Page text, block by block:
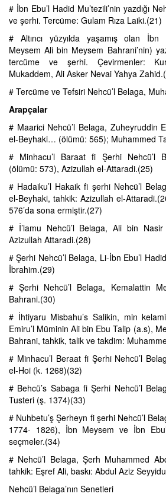
# İbn Ebu’l Hadid Mu’tezili’nin yazdığı
ve şerhi. Tercüme: Gulam Rıza Laiki.(21)
# Altıncı yüzyılda yaşamış olan İbn
Meysem Ali bin Meysem Bahrani’nin)
tercüme ve şerhi. Çevirmenler:
Mukaddem, Ali Asker Nevai Yahya
# Tercüme ve Tefsiri Nehcü’l Belaga,
Arapçalar
# Maarici Nehcü’l Belaga, Zuheyruddin
el-Beyhaki… (ölümü: 565); Muhammed
# Minhacu’l Baraat fi Şerhi Nehcü’l
(ölümü: 573), Azizullah el-Attaradi.(25)
# Hadaiku’l Hakaik fi şerhi Nehcü’l
el-Beyhaki, tahkik: Azizullah el-
576’da sona ermiştir.(27)
# İ’lamu Nehcü’l Belaga, Ali bin
Azizullah Attaradi.(28)
# Şerhi Nehcü’l Belaga, Li-İbn Ebu’l
İbrahim.(29)
# Şerhi Nehcü’l Belaga, Kemalattin
Bahrani.(30)
# İhtiyaru Misbahu’s Salikin, min
Emiru’l Müminin Ali bin Ebu Talip (a.s),
Bahrani, tahkik, talik ve takdim:
# Minhacu’l Beraat fi Şerhi Nehcü’l
el-Hoi (k. 1268)(32)
# Behcü’s Sabaga fi Şerhi Nehcü’l
Tusteri (ş. 1374)(33)
# Nuhbetu’ş Şerheyn fi şerhi Nehcü’l
1774- 1826), İbn Meysem ve İbn
seçmeler.(34)
# Nehcü’l Belaga, Şerh Muhammed
tahkik: Eşref Ali, baskı: Abdul Aziz
Nehcü’l Belaga’nın Senetleri